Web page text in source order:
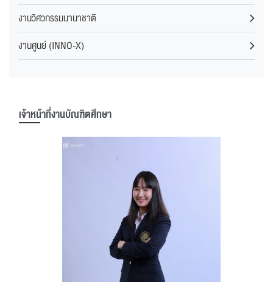
งานวิศวกรรมนานาชาติ
งานศูนย์ (INNO-X)
เจ้าหน้าที่งานบัณฑิตศึกษา